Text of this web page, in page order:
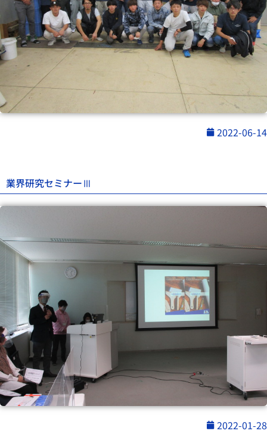
2022-06-14
業界研究セミナーⅢ
2022-01-28